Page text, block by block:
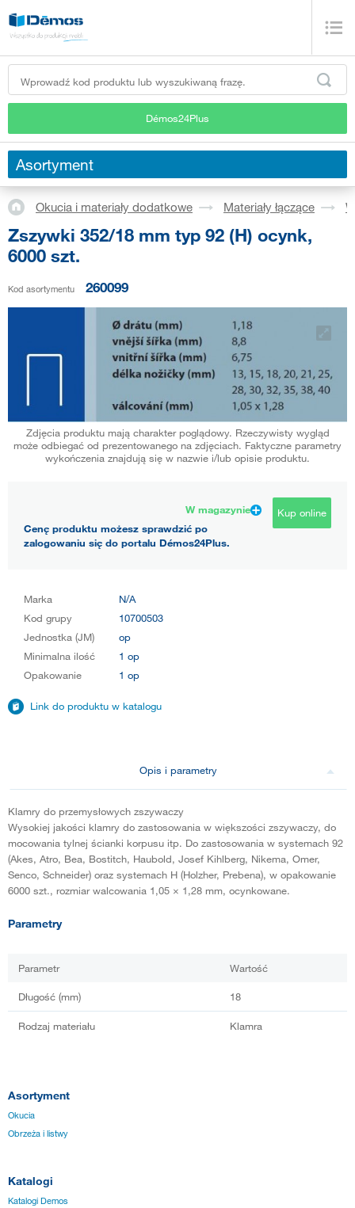
Démos24Plus
Asortyment
Okucia i materiały dodatkowe Materiały łączące
Zszywki 352/18 mm typ 92 (H) ocynk,
6000 szt.
Kod asortymentu 260099
Zdjęcia produktu mają charakter poglądowy. Rzeczywisty wygląd
może odbiegać od prezentowanego na zdjęciach. Faktyczne parametry
wykończenia znajdują się w nazwie i/lub opisie produktu.
W magazynie
Cenę produktu możesz sprawdzić po
zalogowaniu się do portalu Démos24Plus.
Kup online
Marka
N/A
Kod grupy
10700503
Jednostka (JM)
op
Minimalna ilość
1 op
Opakowanie
1 op
Link do produktu w katalogu
Opis i parametry
Klamry do przemysłowych zszywaczy
Wysokiej jakości klamry do zastosowania w większości zszywaczy, do
mocowania tylnej ścianki korpusu itp. Do zastosowania w systemach 92
(Akes, Atro, Bea, Bostitch, Haubold, Josef Kihlberg, Nikema, Omer,
Senco, Schneider) oraz systemach H (Holzher, Prebena), w opakowanie
6000 szt., rozmiar walcowania 1,05 × 1,28 mm, ocynkowane.
Parametry
Parametr Wartość
Długość (mm) 18
Rodzaj materiału Klamra
Asortyment
Okucia
Obrzeża i listwy
Katalogi
Katalogi Demos